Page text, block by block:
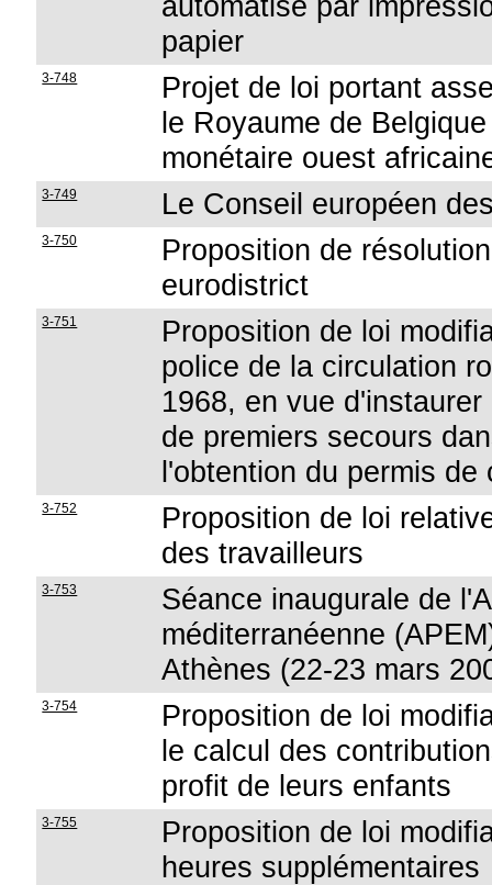
papier
3-748
Projet de loi portant
le Royaume de
monétaire ouest
3-749 Le Conseil européen
3-750
Proposition de
eurodistrict
3-751
Proposition de loi
police de la circulation
1968, en vue
de premiers secours
l'obtention du permis de
3-752
Proposition de loi
des travailleurs
3-753
Séance inaugurale de
méditerranéenne
Athènes (22-23 mars
3-754
Proposition de loi
le calcul des
profit de leurs enfants
3-755
Proposition de loi
heures supplémentaires